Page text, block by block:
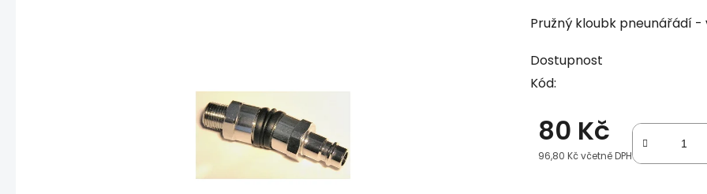
Pružný kloubk pneunářádí -
Dostupnost
Kód:
80 Kč
96,80 Kč včetně DPH